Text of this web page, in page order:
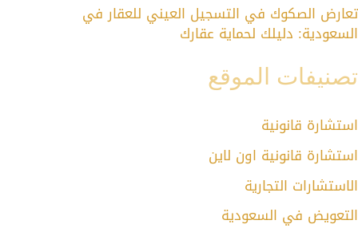
تعارض الصكوك في التسجيل العيني للعقار في
السعودية: دليلك لحماية عقارك
تصنيفات الموقع
استشارة قانونية
استشارة قانونية اون لاين
الاستشارات التجارية
التعويض في السعودية